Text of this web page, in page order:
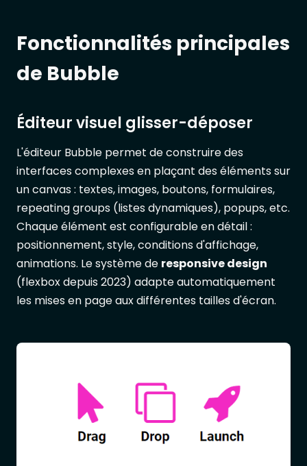
Fonctionnalités principales
de Bubble
Éditeur visuel glisser-déposer
L'éditeur Bubble permet de construire des
interfaces complexes en plaçant des éléments sur
un canvas : textes, images, boutons, formulaires,
repeating groups (listes dynamiques), popups, etc.
Chaque élément est configurable en détail :
positionnement, style, conditions d'affichage,
animations. Le système de responsive design
(flexbox depuis 2023) adapte automatiquement
les mises en page aux différentes tailles d'écran.